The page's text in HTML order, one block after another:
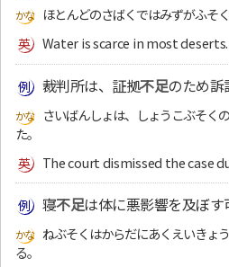
ほとんどのさばくではみずがふそ
Water is scarce in most deserts.
裁判所は、証拠不足のため訴
さいばんしょは、しょうこぶそく
た。
The court dismissed the case
寝不足は体に悪影響を及ぼす
ねぶそくはからだにあくえいきょ
る。